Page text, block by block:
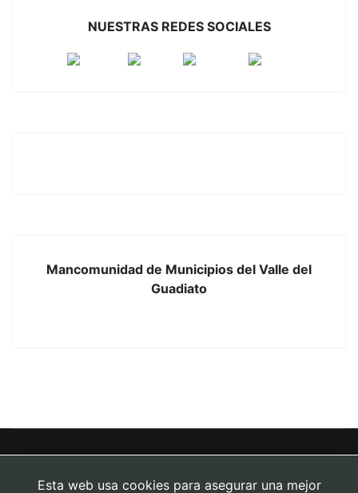
NUESTRAS REDES SOCIALES
Mancomunidad de Municipios del Valle del
Guadiato
contacta con nosotros
Esta web usa cookies para asegurar una mejor